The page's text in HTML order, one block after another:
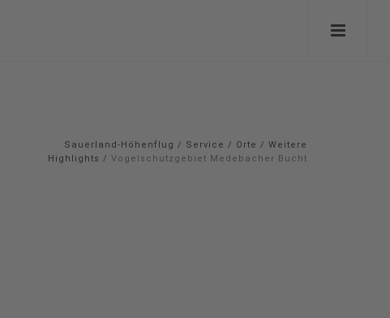
Sauerland-Höhenflug / Service / Orte / Weitere
Highlights / Vogelschutzgebiet Medebacher Bucht